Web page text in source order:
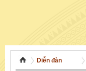
Diễn đàn